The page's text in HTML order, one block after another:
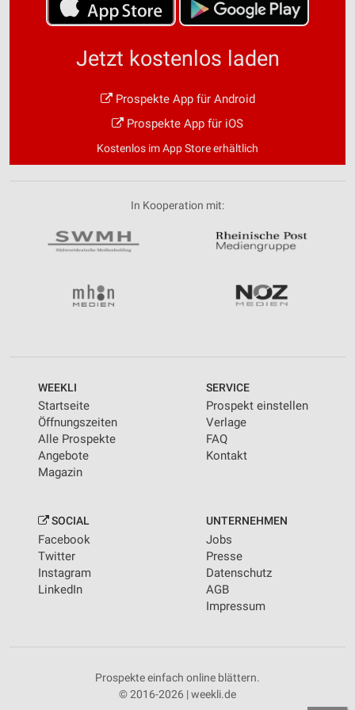
Jetzt kostenlos laden
Prospekte App für Android
Prospekte App für iOS
Kostenlos im App Store erhältlich
In Kooperation mit:
WEEKLI
Startseite
Öffnungszeiten
Alle Prospekte
Angebote
Magazin
SERVICE
Prospekt einstellen
Verlage
FAQ
Kontakt
SOCIAL
Facebook
Twitter
Instagram
LinkedIn
UNTERNEHMEN
Jobs
Presse
Datenschutz
AGB
Impressum
Prospekte einfach online blättern.
© 2016-2026 | weekli.de
Informationen identifizieren
Notwendig